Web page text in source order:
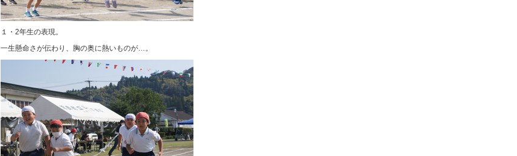
１・2年生の表現。
一生懸命さが伝わり、胸の奥に熱いものが…。